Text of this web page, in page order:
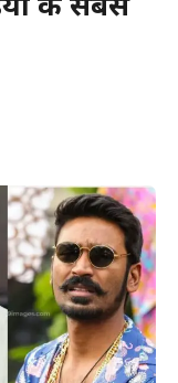
के सबसे